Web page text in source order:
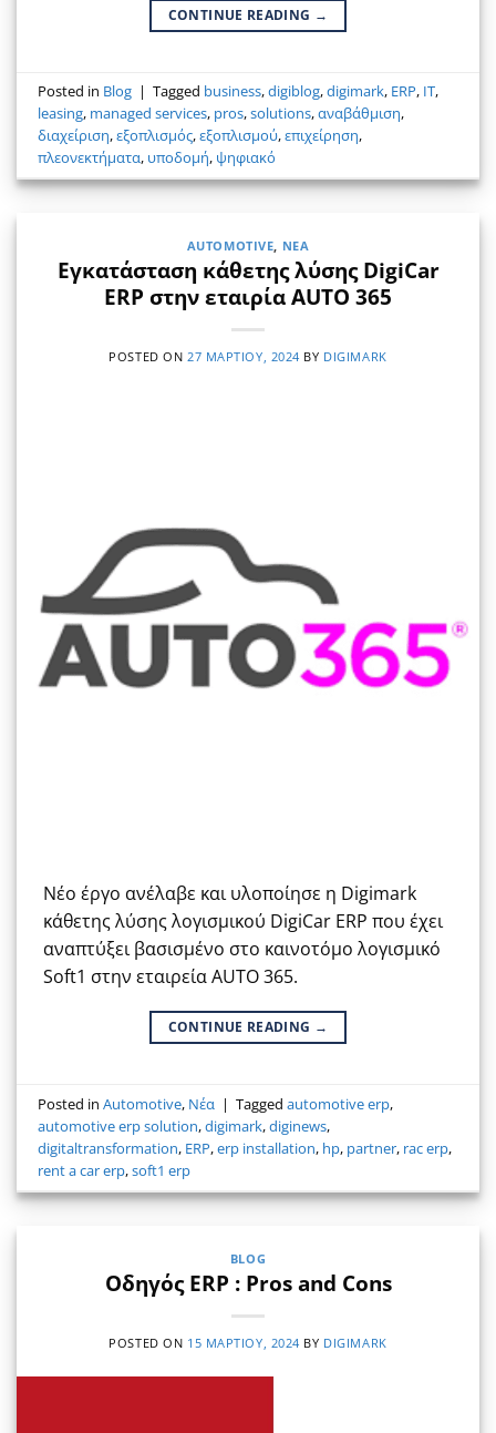
CONTINUE READING →
Posted in Blog | Tagged business,digiblog,digimark, ERP, IT,
leasing, managed services, pros,solutions,αναβάθμιση,
διαχείριση,εξοπλισμός,εξοπλισμού,επιχείρηση,
πλεονεκτήματα, υποδομή, ψηφιακό
AUTOMOTIVE ΝΈΑ
Εγκατάσταση κάθετης λύσης DigiCar
ERP στην εταιρία AUTO 365
POSTED ON 27 ΜΑΡΤΊΟΥ, 2024 BY DIGIMARK
Νέο έργο ανέλαβε και υλοποίησε η Digimark
κάθετης λύσης λογισμικού DigiCar ERP που έχει
αναπτύξει βασισμένο στο καινοτόμο λογισμικό
Soft1 στην εταιρεία AUTO 365.
CONTINUE READING →
Posted inAutomotive, Νέα | Taggedautomotive erp,
automotive erp solution,digimark,diginews,
digitaltransformation, ERP,erp installation, hp, partner, rac erp,
rent a car erp,soft1 erp
BLOG
Οδηγός ERP : Pros and Cons
POSTED ON 15 ΜΑΡΤΊΟΥ, 2024 BY DIGIMARK